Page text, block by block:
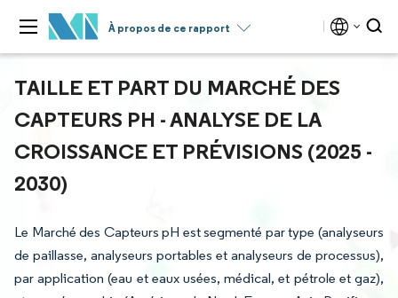
À propos de ce rapport
TAILLE ET PART DU MARCHÉ DES
CAPTEURS PH - ANALYSE DE LA
CROISSANCE ET PRÉVISIONS (2025 -
2030)
Le Marché des Capteurs pH est segmenté par type (analyseurs
de paillasse, analyseurs portables et analyseurs de processus),
par application (eau et eaux usées, médical, et pétrole et gaz),